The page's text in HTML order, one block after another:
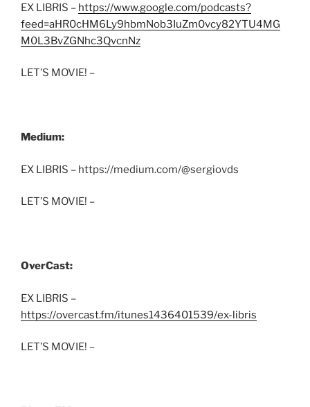
EX LIBRIS – https://www.google.com/podcasts?
feed=aHR0cHM6Ly9hbmNob3IuZm0vcy82YTU4MG
M0L3BvZGNhc3QvcnNz
LET’S MOVIE! –
Medium:
EX LIBRIS – https://medium.com/@sergiovds
LET’S MOVIE! –
OverCast:
EX LIBRIS –
https://overcast.fm/itunes1436401539/ex-libris
LET’S MOVIE! –